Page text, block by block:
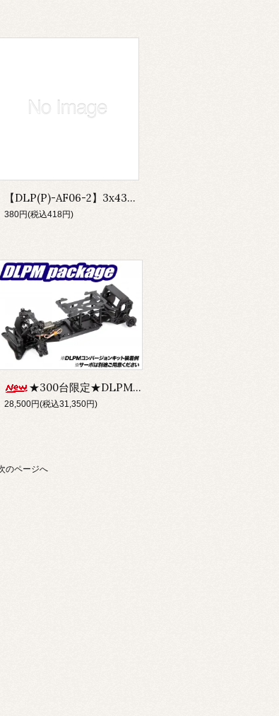
【DLP(P)-AF06-2】3x43mm サスピン(4本)
380円(税込418円)
★300台限定★DLPMパッケージ
28,500円(税込31,350円)
のページへ